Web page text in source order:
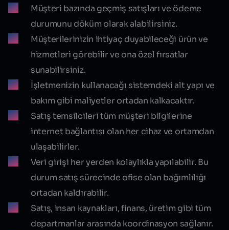
Müşteri bazında geçmiş satışları ve ödeme
durumunu döküm olarak alabilirsiniz.
Müşterilerinizin ihtiyaç duyabileceği ürün ve
hizmetleri görebilir ve ona özel fırsatlar
sunabilirsiniz.
İşletmenizin kullanacağı sistemdeki alt yapı ve
bakım gibi maliyetler ortadan kalkacaktır.
Satış temsilcileri tüm müşteri bilgilerine
internet bağlantısı olan her cihaz ve ortamdan
ulaşabilirler.
Veri girişi her yerden kolaylıkla yapılabilir. Bu
durum satış sürecinde ofise olan bağımlılığı
ortadan kaldırabilir.
Satış, insan kaynakları, finans, üretim gibi tüm
departmanlar arasında koordinasyon sağlanır.